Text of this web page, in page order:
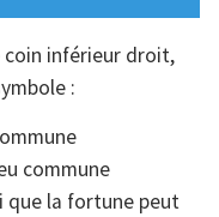
coin inférieur droit,
:
commune
que la fortune peut